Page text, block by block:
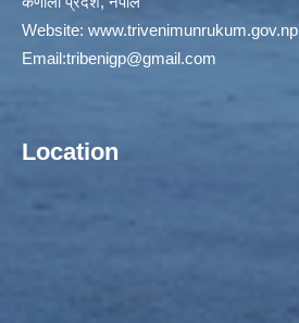
Website: www.trivenimunrukum.gov.np
Email:tribenigp@gmail.com
Location